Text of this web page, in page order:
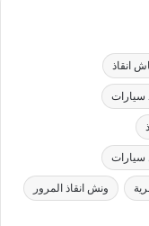
انقاذ
سيارات
سيارات
ونش انقاذ المرور